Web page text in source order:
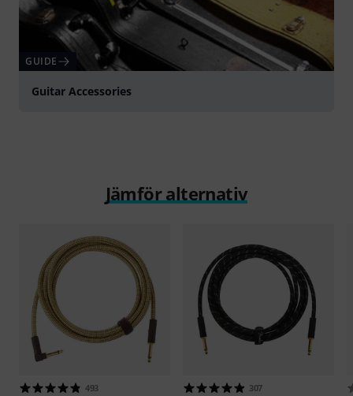
GUIDE
Guitar Accessories
Jämför alternativ
493 307